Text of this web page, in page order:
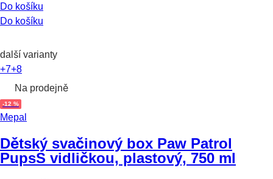
Do košíku
Do košíku
další varianty
+7+8
Na prodejně
-12 %
Mepal
Dětský svačinový box Paw Patrol
PupsS vidličkou, plastový, 750 ml